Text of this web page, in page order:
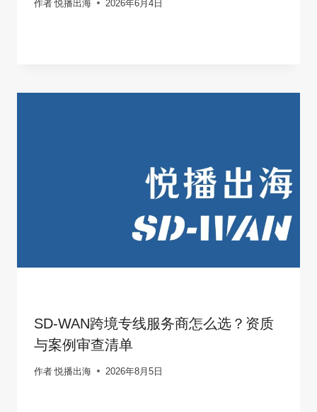
作者 悦播出海 2026年6月4日
SD-WAN跨境专线服务商怎么选？资质
与案例审查清单
作者 悦播出海 2026年8月5日